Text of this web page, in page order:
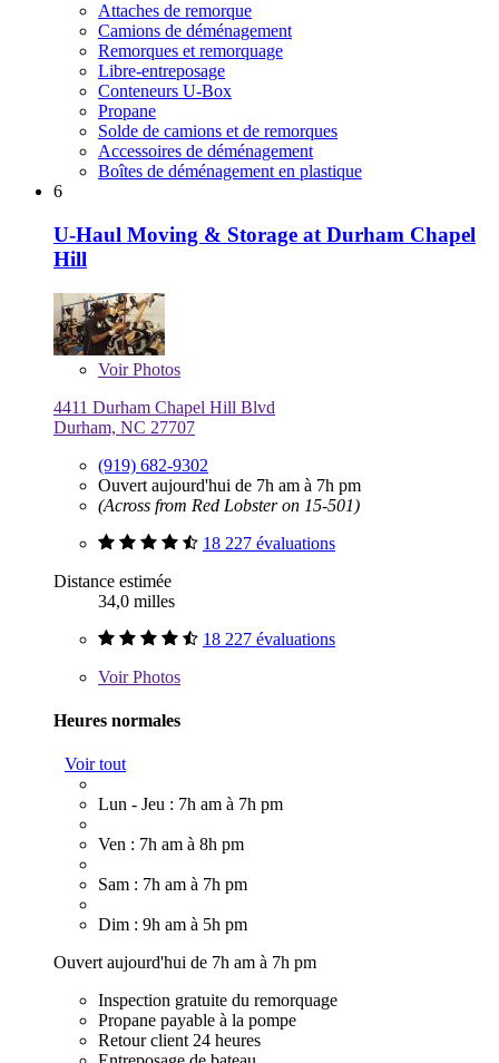
Attaches de remorque
Camions de déménagement
Remorques et remorquage
Libre-entreposage
Conteneurs U-Box
Propane
Solde de camions et de remorques
Accessoires de déménagement
Boîtes de déménagement en plastique
6
U-Haul Moving & Storage at Durham Chapel
Hill
VoirPhotos
4411 Durham Chapel Hill Blvd
Durham, NC 27707
(919) 682-9302
Ouvert aujourd'hui de 7h am à 7h pm
(Across from Red Lobster on 15-501)
18 227 évaluations
Distance estimée
34,0 milles
18 227 évaluations
VoirPhotos
Heures normales
Voir tout
Lun - Jeu : 7h am à 7h pm
Ven : 7h am à 8h pm
Sam : 7h am à 7h pm
Dim : 9h am à 5h pm
Ouvert aujourd'hui de 7h am à 7h pm
Inspection gratuite du remorquage
Propane payable à la pompe
Retour client 24 heures